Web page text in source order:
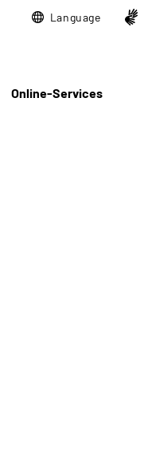
Language
Online-Services